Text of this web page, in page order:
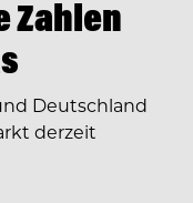
Zahlen
Deutschland
derzeit